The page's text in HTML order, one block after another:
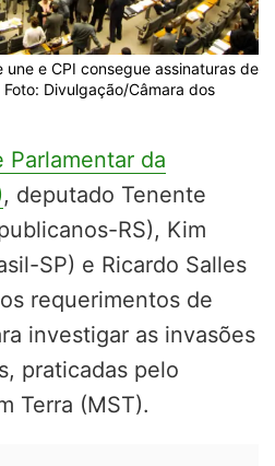
e CPI consegue assinaturas de
Divulgação/Câmara dos
Parlamentar da
, deputado Tenente
RS), Kim
SP) e Ricardo Salles
requerimentos de
investigar as invasões
praticadas pelo
Terra (MST).